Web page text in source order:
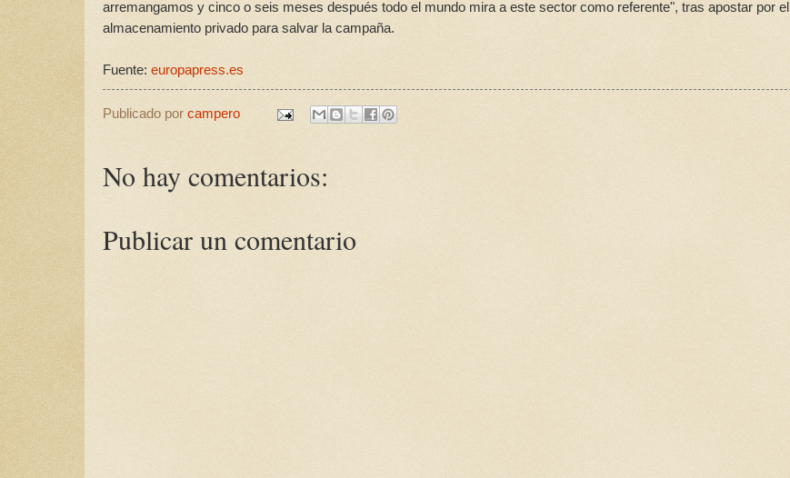
arremangamos y cinco o seis meses después todo el mundo mira a este sector como referente", tras apostar por el
almacenamiento privado para salvar la campaña.
Fuente: europapress.es
Publicado por campero
No hay comentarios:
Publicar un comentario